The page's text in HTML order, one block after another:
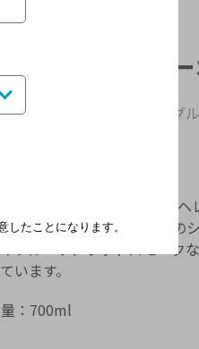
カラン シェリ
特徴をもつ傑出したシングル
ン シェリーオーク25年は、
、リッチで複雑な味わいの
イフルーツ、ウッドスモーク
います。
： 700ml
したことになります。